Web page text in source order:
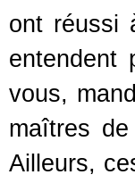
ont réussi
entendent
vous,
maîtres
Ailleurs,